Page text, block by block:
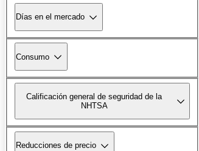
Días en el mercado
Consumo
Calificación general de seguridad de la
NHTSA
Reducciones de precio